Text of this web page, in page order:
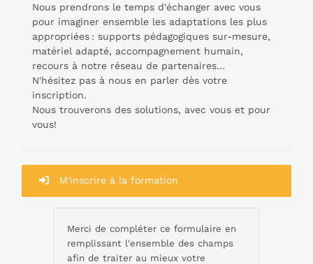
Nous prendrons le temps d'échanger avec vous
pour imaginer ensemble les adaptations les plus
appropriées : supports pédagogiques sur-mesure,
matériel adapté, accompagnement humain,
recours à notre réseau de partenaires…
N'hésitez pas à nous en parler dès votre
inscription.
Nous trouverons des solutions, avec vous et pour
vous!
M'inscrire à la formation
Merci de compléter ce formulaire en
remplissant l'ensemble des champs
afin de traiter au mieux votre